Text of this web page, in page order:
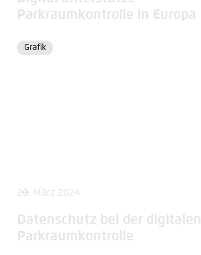
Parkraumkontrolle in Europa
Format
Grafik
20. März 2024
Datenschutz bei der digitalen
Parkraumkontrolle